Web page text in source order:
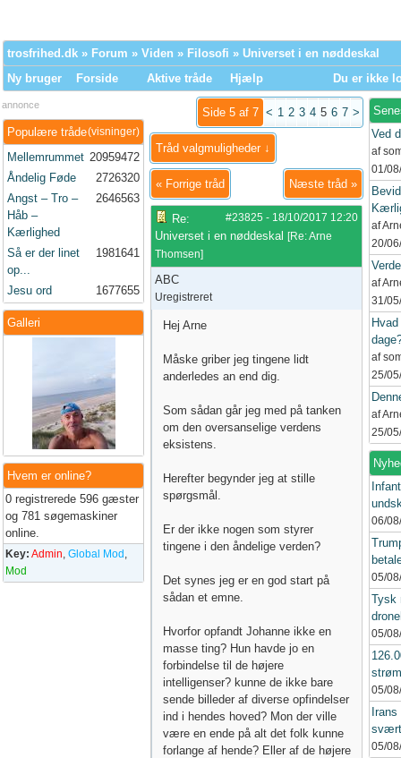
trosfrihed.dk » Forum » Viden » Filosofi » Universet i en nøddeskal
Ny bruger
Forside Aktive tråde Hjælp Du er ikke
annonce
(visninger)
Populære tråde
Mellemrummet 20959472
Åndelig Føde
2726320
Angst – Tro –
Håb –
Kærlighed
2646563
Så er der linet
op...
1981641
Jesu ord 1677655
Galleri
Hvem er online?
0 registrerede 596 gæster
og 781 søgemaskiner
online.
Key: Admin, Global Mod ,
Mod
Side 5 af 7 < 1 2 3 4 5 6 7 >
Tråd valgmuligheder ↓
« Forrige tråd Næste tråd »
#23825 - 18/10/2017 12:20
Re:
Universet i en nøddeskal [Re: Arne
Thomsen]
ABC
Uregistreret
Hej Arne
Måske griber jeg tingene lidt
anderledes an end dig.
Som sådan går jeg med på tanken
om den oversanselige verdens
eksistens.
Herefter begynder jeg at stille
spørgsmål.
Er der ikke nogen som styrer
tingene i den åndelige verden?
Det synes jeg er en god start på
sådan et emne.
Hvorfor opfandt Johanne ikke en
masse ting? Hun havde jo en
forbindelse til de højere
intelligenser? kunne de ikke bare
sende billeder af diverse opfindelser
ind i hendes hoved? Mon der ville
være en ende på alt det folk kunne
forlange af hende? Eller af de højere
Ved
af
01/
af
20/
af
31/
af
25/
af
25/
06/
05/
Tysk
05/
05/
05/